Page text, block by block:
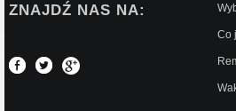
ZNAJDŹ NAS NA:
Co